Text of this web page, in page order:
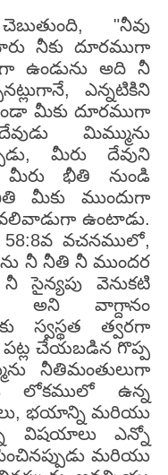
"నీవు
నీకు దూరముగా
ఉండును అది నీ
ఎన్నటికిని
మీకు దూరముగా
మిమ్మును
మీరు దేవుని
మీరు భీతి నుండి
మీకు ముందుగా
ఉంటాడు.
వచనములో,
నీ నీతి నీ ముందర
వెనుకటి
అని వాగ్దానం
స్వస్థత త్వరగా
పట్ల చేయబడిన గొప్ప
నీతిమంతులుగా
లోకములో ఉన్న
భయాన్ని మరియు
విషయాలు ఎన్నో
మరియు